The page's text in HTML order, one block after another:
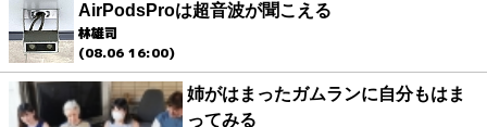
AirPodsProは超音波が聞こえる
林雄司
(08.06 16:00)
姉がはまったガムランに自分もはま
ってみる